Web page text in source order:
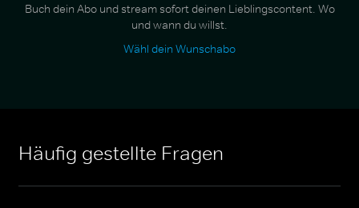
Buch dein Abo und stream sofort deinen Lieblingscontent. Wo
und wann du willst.
Wähl dein Wunschabo
Häufig gestellte Fragen